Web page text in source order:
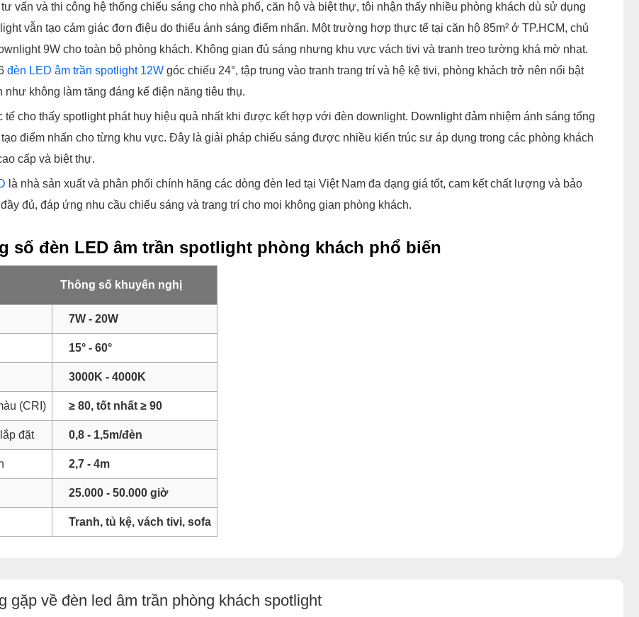
vấn và thi công hệ thống chiếu sáng cho nhà phố, căn hộ và biệt thự, tôi nhận thấy nhiều phòng khách dù sử dụng
vẫn tạo cảm giác đơn điệu do thiếu ánh sáng điểm nhấn. Một trường hợp thực tế tại căn hộ 85m² ở TP.HCM, chủ
9W cho toàn bộ phòng khách. Không gian đủ sáng nhưng khu vực vách tivi và tranh treo tường khá mờ nhạt.
đèn LED âm trần spotlight 12W góc chiếu 24°, tập trung vào tranh trang trí và hệ kệ tivi, phòng khách trở nên nổi bật
như không làm tăng đáng kể điện năng tiêu thụ.
tế cho thấy spotlight phát huy hiệu quả nhất khi được kết hợp với đèn downlight. Downlight đảm nhiệm ánh sáng tổng
điểm nhấn cho từng khu vực. Đây là giải pháp chiếu sáng được nhiều kiến trúc sư áp dụng trong các phòng khách
cấp và biệt thự.
là nhà sản xuất và phân phối chính hãng các dòng đèn led tại Việt Nam đa dạng giá tốt, cam kết chất lượng và bảo
đủ, đáp ứng nhu cầu chiếu sáng và trang trí cho mọi không gian phòng khách.
số đèn LED âm trần spotlight phòng khách phổ biến
Thông số khuyến nghị
7W - 20W
15° - 60°
3000K - 4000K
(CRI) ≥ 80, tốt nhất ≥ 90
đặt 0,8 - 1,5m/đèn
2,7 - 4m
25.000 - 50.000 giờ
Tranh, tủ kệ, vách tivi, sofa
gặp về đèn led âm trần phòng khách spotlight